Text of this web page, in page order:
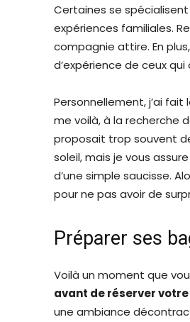
Certaines se
expériences familiales.
compagnie attire. En
d’expérience de ceux
Personnellement, j’ai fait
me voilà, à la recherche
proposait trop souvent
soleil, mais je vous
d’une simple saucisse.
pour ne pas avoir de
Préparer ses
Voilà un moment que
avant de réserver
une ambiance